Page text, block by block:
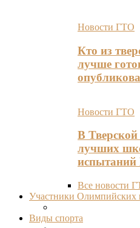
Новости ГТО
Кто из
лучше
Новости ГТО
В
лучших
Все новости
Участники Олимпийских
Виды спорта